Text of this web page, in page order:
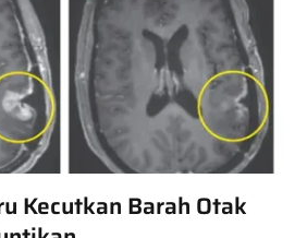
Kecutkan Barah Otak